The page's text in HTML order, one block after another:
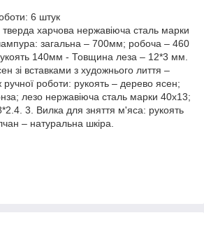
6 штук
харчова нержавіюча сталь марки
загальна – 700мм; робоча – 460
140мм - Товщина леза – 12*3 мм.
зі вставками з художнього лиття –
роботи: рукоять – дерево ясен;
лезо нержавіюча сталь марки 40х13;
3. Вилка для зняття м'яса: рукоять
– натуральна шкіра.